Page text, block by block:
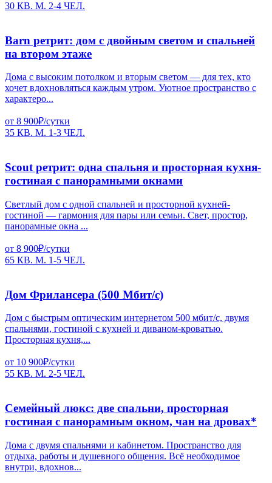
30 КВ. М. 2-4 ЧЕЛ.
Barn ретрит: дом с двойным светом и спальней
на втором этаже
Дома с высоким потолком и вторым светом — для тех, кто
хочет вдохновляться каждым утром. Уютное пространство с
характеро...
от 8 900₽/сутки
35 КВ. М. 1-3 ЧЕЛ.
Scout ретрит: одна спальня и просторная кухня-
гостиная с панорамными окнами
Светлый дом с одной спальней и просторной кухней-
гостиной — гармония для пары или семьи. Свет, простор,
панорамные окна ...
от 8 900₽/сутки
65 КВ. М. 1-5 ЧЕЛ.
Дом Фрилансера (500 Мбит/с)
Дом с быстрым оптическим интернетом 500 мбит/с, двумя
спальнями, гостиной с кухней и диваном-кроватью.
Просторная кухня,...
от 10 900₽/сутки
55 КВ. М. 2-5 ЧЕЛ.
Семейный люкс: две спальни, просторная
гостиная с панорамным окном, чан на дровах*
Дома с двумя спальнями и кабинетом. Пространство для
отдыха, работы и душевного общения. Всё необходимое
внутри, вдохнов...